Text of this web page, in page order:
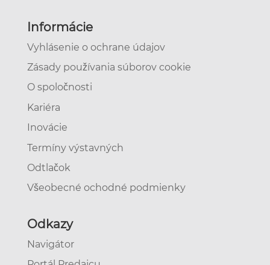
Informácie
Vyhlásenie o ochrane údajov
Zásady používania súborov cookie
O spoločnosti
Kariéra
Inovácie
Termíny výstavných
Odtlačok
Všeobecné ochodné podmienky
Odkazy
Navigátor